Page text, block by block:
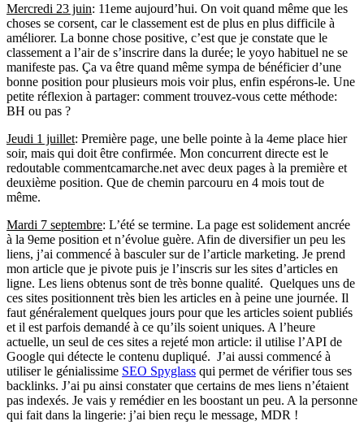
Mercredi 23 juin: 11eme aujourd’hui. On voit quand même que les
choses se corsent, car le classement est de plus en plus difficile à
améliorer. La bonne chose positive, c’est que je constate que le
classement a l’air de s’inscrire dans la durée; le yoyo habituel ne se
manifeste pas. Ça va être quand même sympa de bénéficier d’une
bonne position pour plusieurs mois voir plus, enfin espérons-le. Une
petite réflexion à partager: comment trouvez-vous cette méthode:
BH ou pas ?
Jeudi 1 juillet: Première page, une belle pointe à la 4eme place hier
soir, mais qui doit être confirmée. Mon concurrent directe est le
redoutable commentcamarche.net avec deux pages à la première et
deuxième position. Que de chemin parcouru en 4 mois tout de
même.
Mardi 7 septembre: L’été se termine. La page est solidement ancrée
à la 9eme position et n’évolue guère. Afin de diversifier un peu les
liens, j’ai commencé à basculer sur de l’article marketing. Je prend
mon article que je pivote puis je l’inscris sur les sites d’articles en
ligne. Les liens obtenus sont de très bonne qualité. Quelques uns de
ces sites positionnent très bien les articles en à peine une journée. Il
faut généralement quelques jours pour que les articles soient publiés
et il est parfois demandé à ce qu’ils soient uniques. A l’heure
actuelle, un seul de ces sites a rejeté mon article: il utilise l’API de
Google qui détecte le contenu dupliqué. J’ai aussi commencé à
utiliser le génialissime SEO Spyglass qui permet de vérifier tous ses
backlinks. J’ai pu ainsi constater que certains de mes liens n’étaient
pas indexés. Je vais y remédier en les boostant un peu. A la personne
qui fait dans la lingerie: j’ai bien reçu le message, MDR !